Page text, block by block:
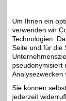
Um Ihnen ein
verwenden wir
Technologien.
Seite und für die
pseudonymisiert
Analysezwecken
Sie können
jederzeit